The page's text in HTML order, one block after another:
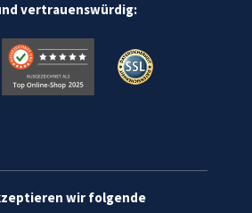
vertrauenswürdig:
wir folgende